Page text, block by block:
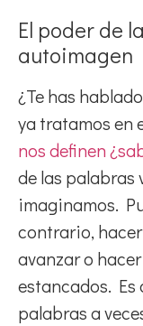
El poder de
autoimagen
¿Te has
ya tratamos en
nos definen
de las palabras
imaginamos.
contrario,
avanzar o
estancados. Es
palabras a